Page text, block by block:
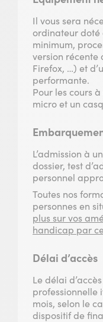
Il vous sera
ordinateur doté
minimum,
version récente
Firefox, …) et
performante.
Pour les cours
micro et un
L’admission à
dossier, test
personnel
Toutes nos
personnes en
plus sur vos
handicap par
Délai d’accès
Le délai
professionnelle
mois, selon le
dispositif de